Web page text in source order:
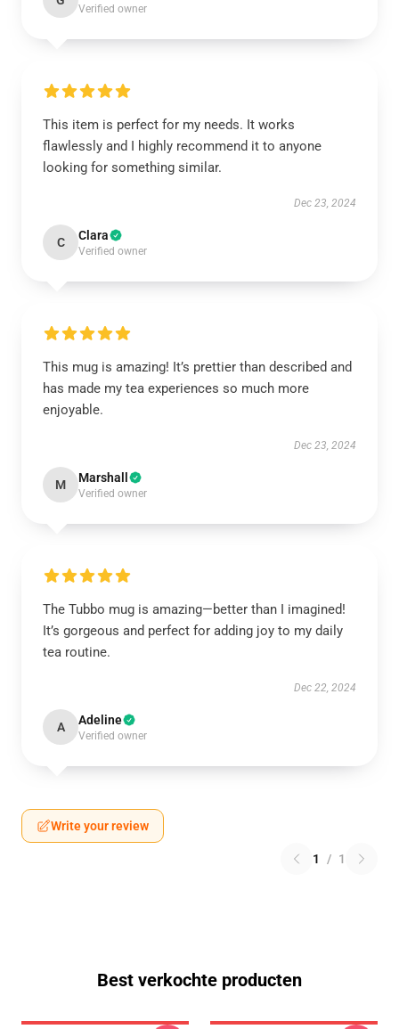
Verified owner
This item is perfect for my needs. It works
flawlessly and I highly recommend it to anyone
looking for something similar.
Dec 23, 2024
C Clara
Verified owner
This mug is amazing! It’s prettier than described and
has made my tea experiences so much more
enjoyable.
Dec 23, 2024
M Marshall
Verified owner
The Tubbo mug is amazing—better than I imagined!
It’s gorgeous and perfect for adding joy to my daily
tea routine.
Dec 22, 2024
A Adeline
Verified owner
Write your review
1 / 1
Best verkochte producten